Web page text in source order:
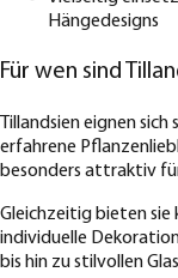
Hängedesigns
Für wen sind
Tillandsien eignen
erfahrene
besonders attraktiv
Gleichzeitig bieten
individuelle
bis hin zu stilvollen